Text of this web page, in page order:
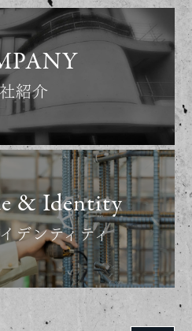
紹介
& Identity
デンティティ